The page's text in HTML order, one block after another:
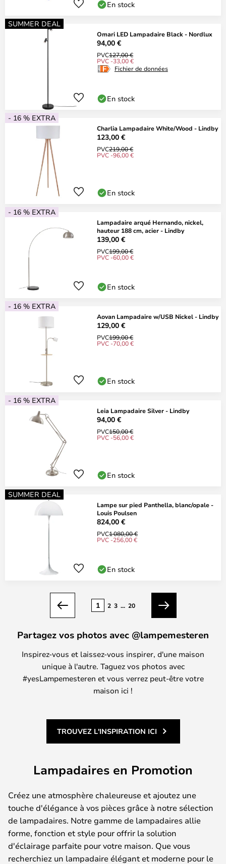
En stock
SUMMER DEAL
Omari LED Lampadaire Black - Nordlux
94,00 €
PVC127,00 €
PVC -33,00 €
Fichier de données
En stock
- 16 % EXTRA
Charlia Lampadaire White/Wood - Lindby
123,00 €
PVC219,00 €
PVC -96,00 €
En stock
- 16 % EXTRA
Lampadaire arqué Hernando, nickel,
hauteur 188 cm, acier - Lindby
139,00 €
PVC199,00 €
PVC -60,00 €
En stock
- 16 % EXTRA
Aovan Lampadaire w/USB Nickel - Lindby
129,00 €
PVC199,00 €
PVC -70,00 €
En stock
- 16 % EXTRA
Leia Lampadaire Silver - Lindby
94,00 €
PVC150,00 €
PVC -56,00 €
En stock
SUMMER DEAL
Lampe sur pied Panthella, blanc/opale -
Louis Poulsen
824,00 €
PVC1 080,00 €
PVC -256,00 €
En stock
Précédent
1 2 3 ... 20
Suivant
Partagez vos photos avec @lampemesteren
Inspirez-vous et laissez-vous inspirer, d'une maison
unique à l'autre. Taguez vos photos avec
#yesLampemesteren et vous verrez peut-être votre
maison ici !
TROUVEZ L'INSPIRATION ICI
Lampadaires en Promotion
Créez une atmosphère chaleureuse et ajoutez une
touche d'élégance à vos pièces grâce à notre sélection
de lampadaires. Notre gamme de lampadaires allie
forme, fonction et style pour offrir la solution
d'éclairage parfaite pour votre maison. Que vous
recherchiez un lampadaire élégant et moderne pour le